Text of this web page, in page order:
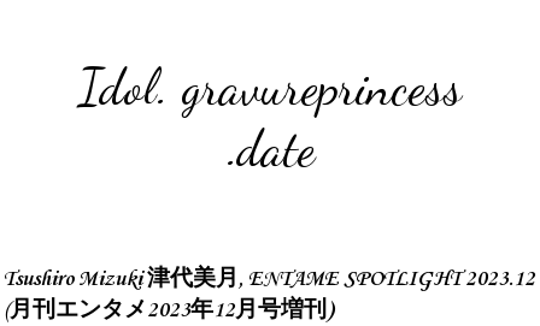
Idol. gravureprincess
.date
Tsushiro Mizuki 津代美月, ENTAME SPOTLIGHT 2023.12
(月刊エンタメ2023年12月号増刊)